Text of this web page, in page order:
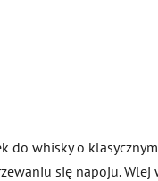
do whisky o
się napoju.